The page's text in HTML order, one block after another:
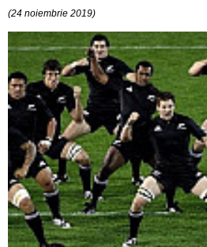
(24 noiembrie 2019)